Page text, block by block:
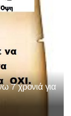
7 χρονιά για